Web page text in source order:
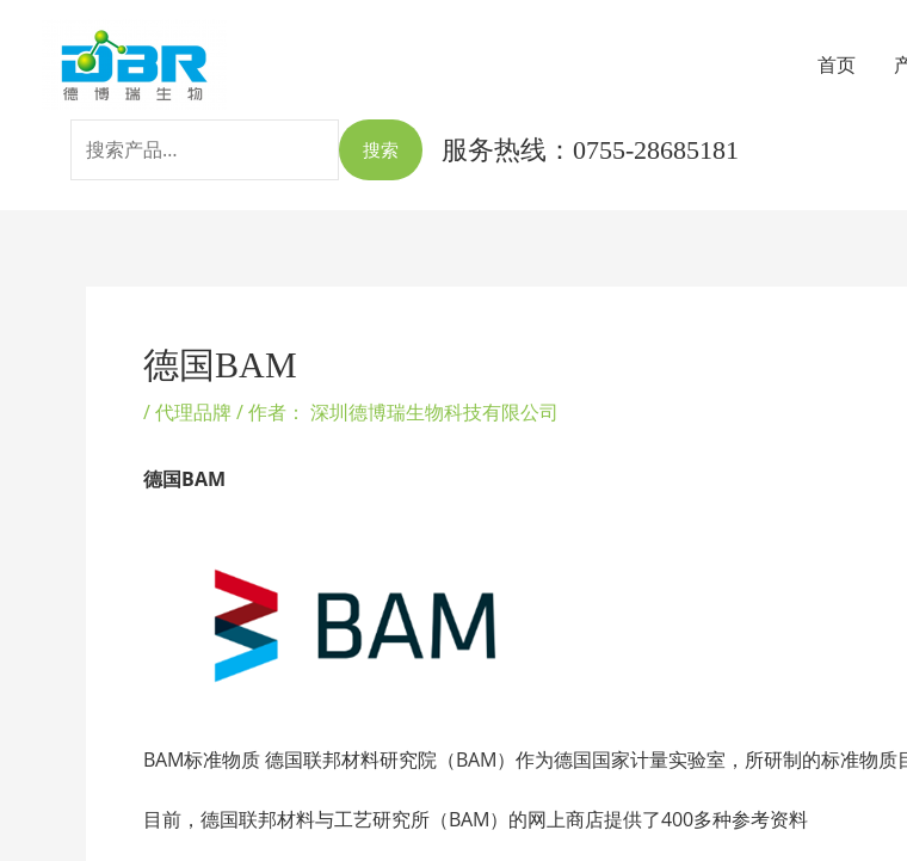
首页
索：
搜索 服务热线：0755-28685181
德国BAM
/代理品牌/ 作者： 深圳德博瑞生物科技有限公司
德国BAM
BAM标准物质 德国联邦材料研究院（BAM）作为德国国家计量实验室，所研制的标准物
目前，德国联邦材料与工艺研究所（BAM）的网上商店提供了400多种参考资料